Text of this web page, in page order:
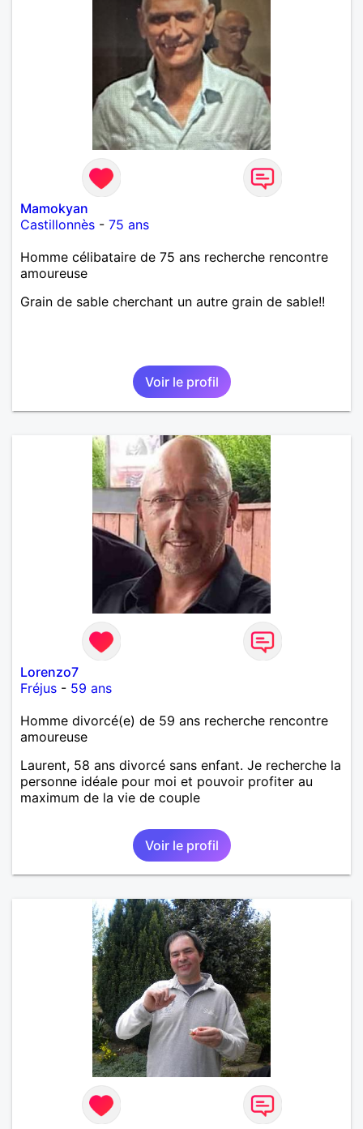
Mamokyan
Castillonnès - 75 ans
Homme célibataire de 75 ans recherche rencontre
amoureuse
Grain de sable cherchant un autre grain de sable!!
Voir le profil
Lorenzo7
Fréjus - 59 ans
Homme divorcé(e) de 59 ans recherche rencontre
amoureuse
Laurent, 58 ans divorcé sans enfant. Je recherche la
personne idéale pour moi et pouvoir profiter au
maximum de la vie de couple
Voir le profil